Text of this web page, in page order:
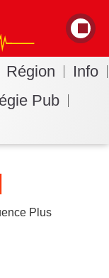
Région
Info
Pub
Plus